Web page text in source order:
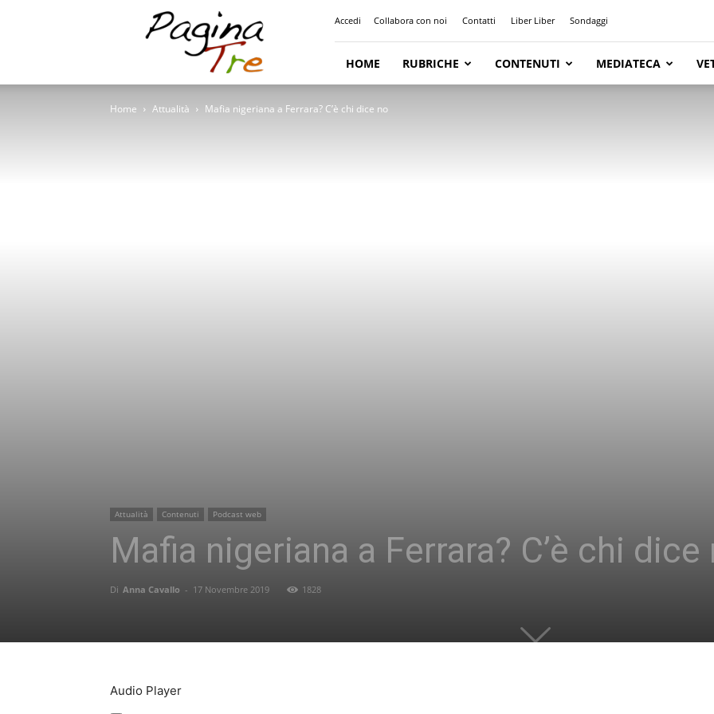
Accedi Collabora con noi Contatti Liber Liber Sondaggi
HOME RUBRICHE CONTENUTI MEDIATECA
Home Attualità Mafia nigeriana a Ferrara? C’è chi dice no
Attualità Contenuti Podcast web
Mafia nigeriana a Ferrara? C’è chi dice
Di Anna Cavallo - 17 Novembre 2019 1828
Audio Player